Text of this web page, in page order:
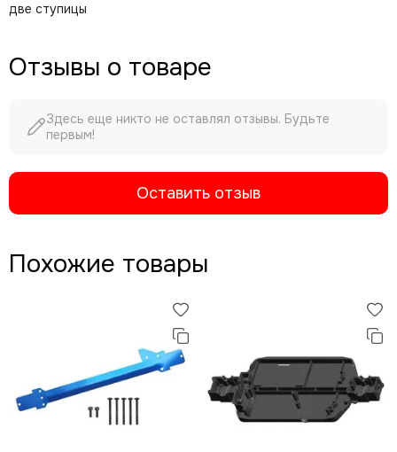
две ступицы
Отзывы о товаре
Здесь еще никто не оставлял отзывы. Будьте
первым!
Оставить отзыв
Похожие товары